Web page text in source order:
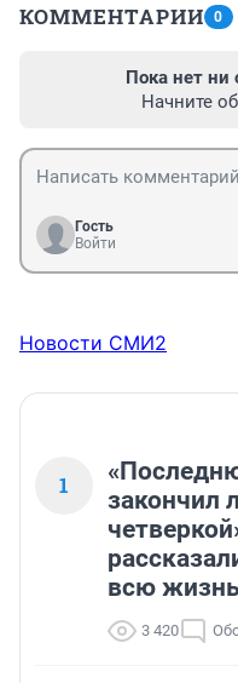
КОММЕНТАРИИ 0
Пока нет ни
Начните
Гость
Войти
Новости СМИ2
1
закончил
всю
3 420